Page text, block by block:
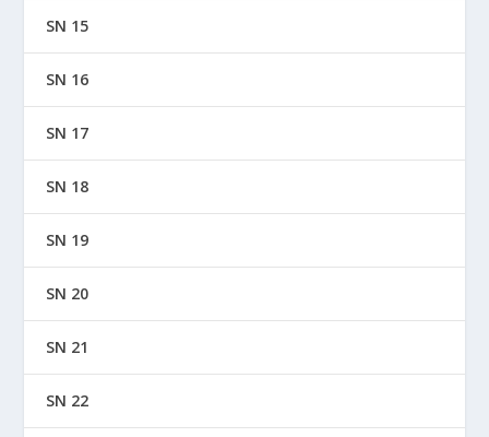
SN 15
SN 16
SN 17
SN 18
SN 19
SN 20
SN 21
SN 22